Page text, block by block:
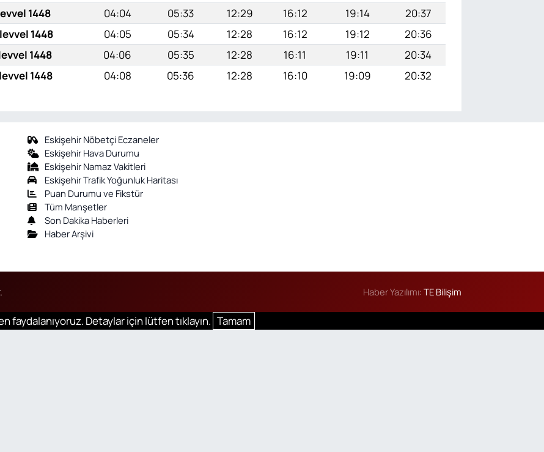
1448 04:04 05:33 12:29 16:12 19:14
20:37
1448 04:05 05:34 12:28 16:12 19:12
20:36
1448 04:06 05:35 12:28 16:11 19:11
20:34
1448 04:08 05:36 12:28 16:10 19:09 20:32
Eskişehir Nöbetçi Eczaneler
Eskişehir Hava Durumu
Eskişehir Namaz Vakitleri
Eskişehir Trafik Yoğunluk Haritası
Puan Durumu ve Fikstür
Tüm Manşetler
Son Dakika Haberleri
Haber Arşivi
Haber Yazılımı:TE Bilişim
faydalanıyoruz. Detaylar için lütfen tıklayın. Tamam